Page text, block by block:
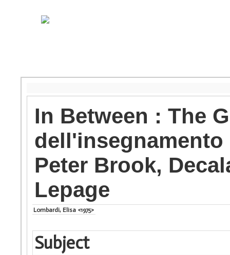
In Between : The
Peter Brook,
Lepage
Lombardi, Elisa <1975>
Subject